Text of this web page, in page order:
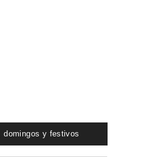
domingos y festivos